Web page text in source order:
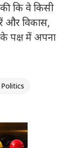
कि वे किसी
और विकास,
के पक्ष में अपना
चुनने का
तय करने का
2027
दांव, नए